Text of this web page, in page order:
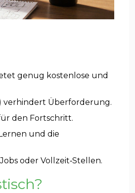
genug kostenlose und
verhindert Überforderung.
den Fortschritt.
und die
oder Vollzeit‑Stellen.